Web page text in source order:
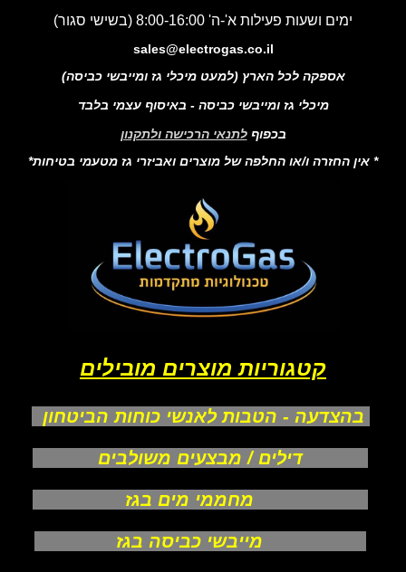
ימים ושעות פעילות א'-ה' 8:00-16:00 (בשישי סגור)
sales@electrogas.co.il
אספקה לכל הארץ (למעט מיכלי גז ומייבשי כביסה)
מיכלי גז ומייבשי כביסה - באיסוף עצמי בלבד
בכפוף לתנאי הרכישה ולתקנון
* אין החזרה ו/או החלפה של מוצרים ואביזרי גז מטעמי בטיחות*
קטגוריות מוצרים מובילים
בהצדעה - הטבות לאנשי כוחות הביטחון
דילים / מבצעים משולבים
מחממי מים בגז
מייבשי כביסה בגז